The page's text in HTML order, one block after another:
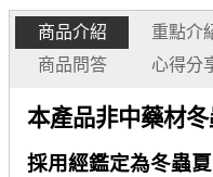
商品介紹 重點介
商品問答
心得分
本產品非中藥材
採用經鑑定為冬蟲